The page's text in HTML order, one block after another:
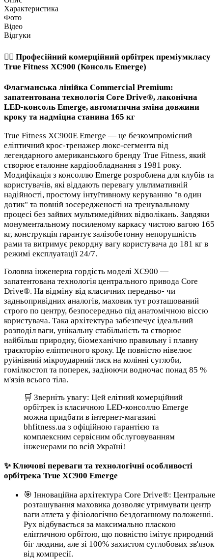
Характеристика
Фото
Відео
Відгуки
🏃‍♂️ Професійний комерційний орбітрек преміумкласу
True Fitness XC900 (Консоль Emerge)
Флагманська лінійка Commercial Premium:
запатентована технологія Core Drive®, лаконічна
LED-консоль Emerge, автоматична зміна довжини
кроку та надміцна станина 165 кг
True Fitness XC900E Emerge — це безкомпромісний
еліптичний крос-тренажер люкс-сегмента від
легендарного американського бренду True Fitness, який
створює еталонне кардіообладнання з 1981 року.
Модифікація з консоллю Emerge розроблена для клубів та
користувачів, які віддають перевагу ультимативній
надійності, простому інтуїтивному керуванню "в один
дотик" та повній зосередженості на тренувальному
процесі без зайвих мультимедійних відволікань. Завдяки
монументальному посиленому каркасу чистою вагою 165
кг, конструкція гарантує залізобетонну непорушність
рами та витримує рекордну вагу користувача до 181 кг в
режимі експлуатації 24/7.
Головна інженерна гордість моделі XC900 —
запатентована технологія центрального привода Core
Drive®. На відміну від класичних передньо- чи
задньопривідних аналогів, маховик тут розташований
строго по центру, безпосередньо під анатомічною віссю
користувача. Така архітектура забезпечує ідеальний
розподіл ваги, унікальну стабільність та створює
найбільш природну, біомеханічно правильну і плавну
траєкторію еліптичного кроку. Це повністю нівелює
руйнівний мікроударний тиск на колінні суглоби,
гомілкостоп та поперек, задіюючи водночас понад 85 %
м'язів всього тіла.
🛒 Зверніть увагу: Цей елітний комерційний
орбітрек із класичною LED-консоллю Emerge
можна придбати в інтернет-магазині
bhfitness.ua з офіційною гарантією та
комплексним сервісним обслуговуванням
інженерами по всій Україні!
✨ Ключові переваги та технологічні особливості
орбітрека True XC900 Emerge
🎯 Інноваційна архітектура Core Drive®: Центральне
розташування маховика дозволяє утримувати центр
ваги атлета у фізіологічно бездоганному положенні.
Рух відбувається за максимально пласкою
еліптичною орбітою, що повністю імітує природний
біг людини, але зі 100% захистом суглобових зв'язок
від компресії.